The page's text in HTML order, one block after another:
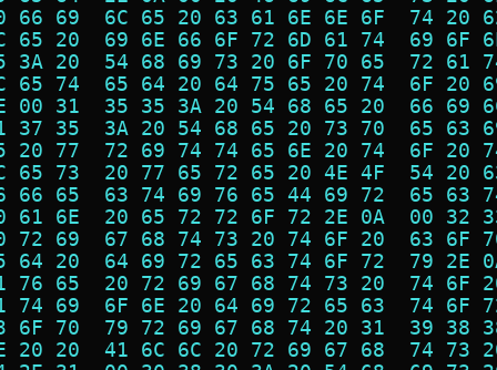
66 69  6C 65 20 63 61 6E 6E 6F  74
65 20  69 6E 66 6F 72 6D 61 74  69
3A 20  54 68 69 73 20 6F 70 65  72
65 74  65 64 20 64 75 65 20 74  6F
00 31  35 35 3A 20 54 68 65 20  66
37 35  3A 20 54 68 65 20 73 70  65
20 77  72 69 74 74 65 6E 20 74  6F
65 73  20 77 65 72 65 20 4E 4F  54
66 65  63 74 69 76 65 44 69 72  65
61 6E  20 65 72 72 6F 72 2E 0A  00
72 69  67 68 74 73 20 74 6F 20  63
64 20  64 69 72 65 63 74 6F 72  79
76 65  20 72 69 67 68 74 73 20  74
74 69  6F 6E 20 64 69 72 65 63  74
6F 70  79 72 69 67 68 74 20 31  39
20 20  41 6C 6C 20 72 69 67 68  74